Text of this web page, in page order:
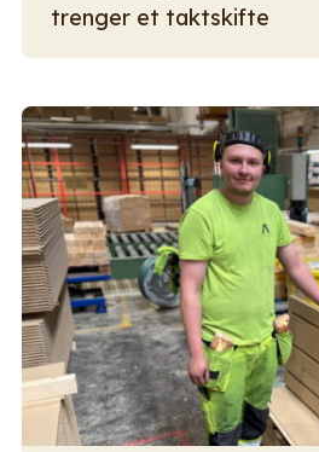
trenger et taktskifte